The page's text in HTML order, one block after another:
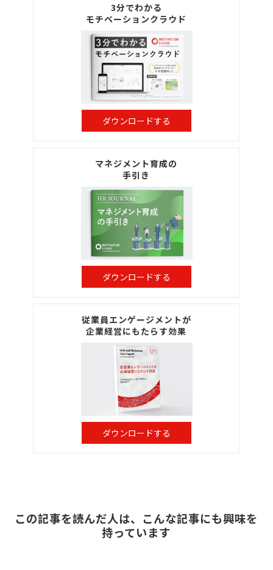
3分でわかる
モチベーションクラウド
ダウンロードする
マネジメント育成の
手引き
ダウンロードする
従業員エンゲージメントが
企業経営にもたらす効果
ダウンロードする
この記事を読んだ人は、こんな記事にも興味を
持っています